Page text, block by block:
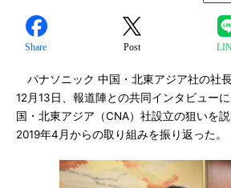
Share Post
パナソニック 中国・北東アジア社の社
12月13日、報道陣との共同インタビュー
国・北東アジア（CNA）社設立の狙いを説
2019年4月からの取り組みを振り返った。